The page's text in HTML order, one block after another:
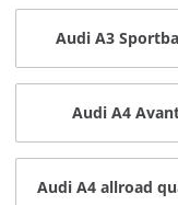
Audi A3
Audi A4
Audi A4 allroad